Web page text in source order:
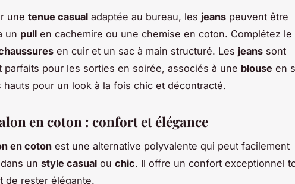
une tenue casual adaptée au bureau, les jeans peuvent être
un pull en cachemire ou une chemise en coton. Complétez le
en cuir et un sac à main structuré. Les jeans sont
parfaits pour les sorties en soirée, associés à une blouse en
hauts pour un look à la fois chic et décontracté.
en coton : confort et élégance
en coton est une alternative polyvalente qui peut facilement
un style casual ou chic. Il offre un confort exceptionnel
de rester élégante.